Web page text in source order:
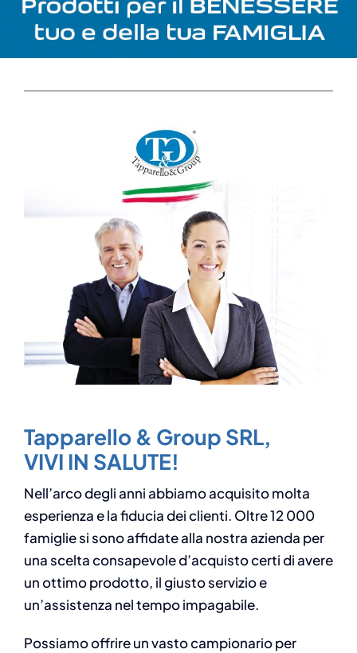
Tapparello & Group SRL,
VIVI IN SALUTE!
Nell’arco degli anni abbiamo acquisito molta
esperienza e la fiducia dei clienti. Oltre 12 000
famiglie si sono affidate alla nostra azienda per
una scelta consapevole d’acquisto certi di avere
un ottimo prodotto, il giusto servizio e
un’assistenza nel tempo impagabile.
Possiamo offrire un vasto campionario per